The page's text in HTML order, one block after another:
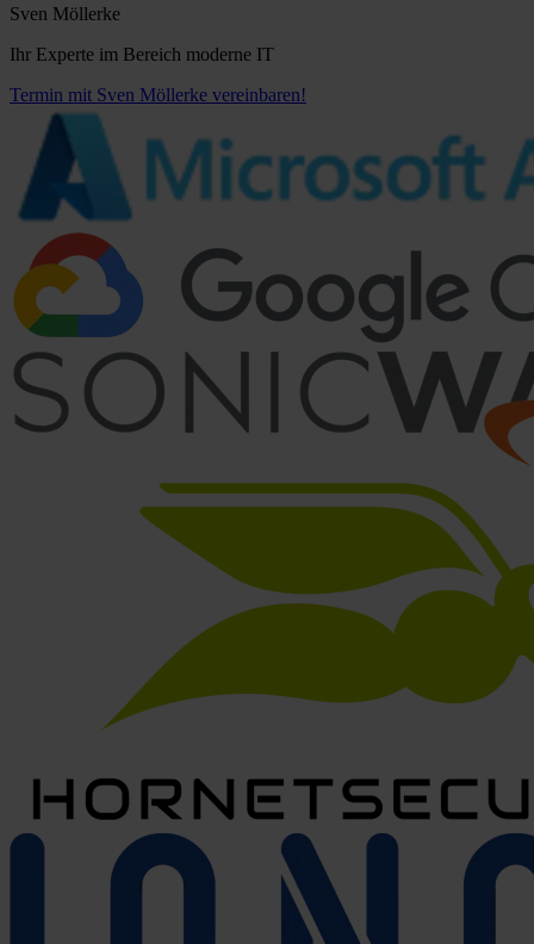
Sven Möllerke
Ihr Experte im Bereich moderne IT
Termin mit Sven Möllerke vereinbaren!